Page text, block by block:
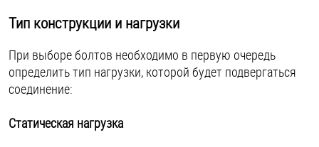
Тип конструкции и нагрузки
При выборе болтов необходимо в первую очередь
определить тип нагрузки, которой будет подвергаться
соединение:
Статическая нагрузка